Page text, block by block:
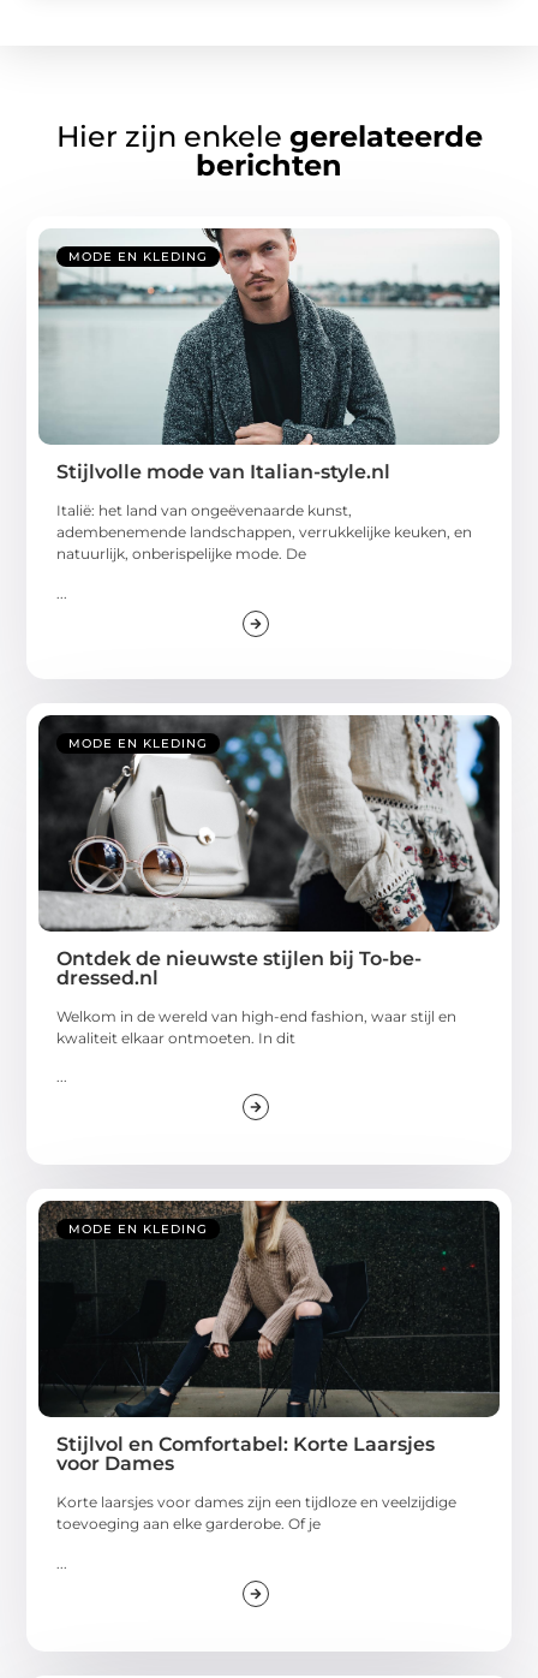
Hier zijn enkele gerelateerde
berichten
MODE EN KLEDING
Stijlvolle mode van Italian-style.nl
Italië: het land van ongeëvenaarde kunst,
adembenemende landschappen, verrukkelijke keuken, en
natuurlijk, onberispelijke mode. De
MODE EN KLEDING
Ontdek de nieuwste stijlen bij To-be-
dressed.nl
Welkom in de wereld van high-end fashion, waar stijl en
kwaliteit elkaar ontmoeten. In dit
...
MODE EN KLEDING
Stijlvol en Comfortabel: Korte Laarsjes
voor Dames
Korte laarsjes voor dames zijn een tijdloze en veelzijdige
toevoeging aan elke garderobe. Of je